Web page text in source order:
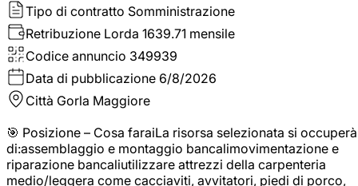
Tipo di contratto Somministrazione
Retribuzione Lorda 1639.71 mensile
Codice annuncio 349939
Data di pubblicazione 6/8/2026
Città Gorla Maggiore
🎯 Posizione – Cosa faraiLa risorsa selezionata si occuperà
di:assemblaggio e montaggio bancalimovimentazione e
riparazione bancaliutilizzare attrezzi della carpenteria
medio/leggera come cacciaviti, avvitatori, piedi di porco,